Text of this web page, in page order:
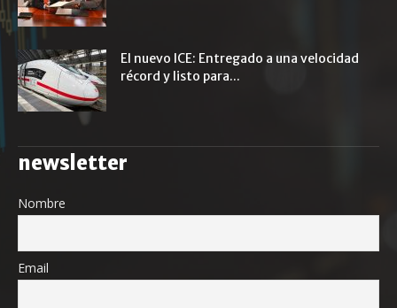
El nuevo ICE: Entregado a una velocidad
récord y listo para...
newsletter
Nombre
Email